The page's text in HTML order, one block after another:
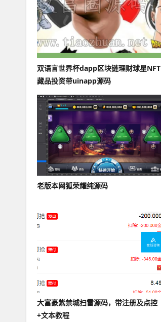
双语言世界杯dapp区块链理财球星NFT
藏品投资带uinapp源码
老版本网狐荣耀纯源码
大富豪紫禁城扫雷源码，带注册及点控
+文本教程